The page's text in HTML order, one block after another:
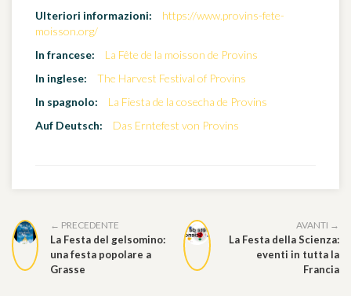
Ulteriori informazioni:
https://www.provins-fete-
moisson.org/
In francese:
La Fête de la moisson de Provins
In inglese:
The Harvest Festival of Provins
In spagnolo:
La Fiesta de la cosecha de Provins
Auf Deutsch:
Das Erntefest von Provins
← PRECEDENTE
La Festa del gelsomino:
una festa popolare a
Grasse
AVANTI →
La Festa della Scienza:
eventi in tutta la
Francia